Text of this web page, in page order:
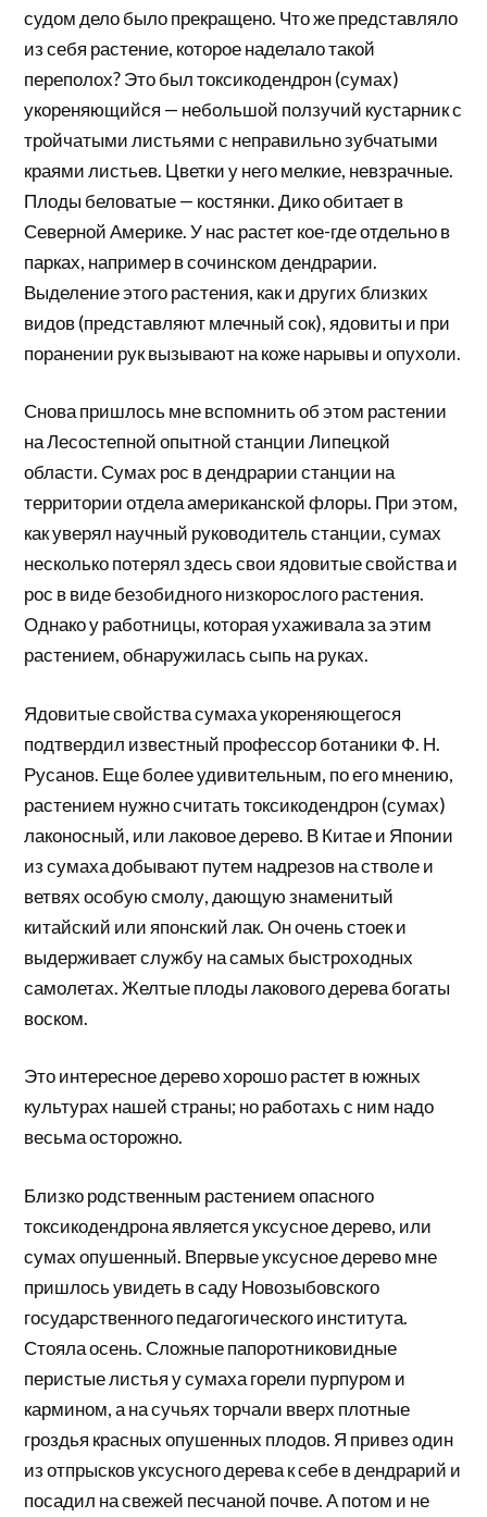
судом дело было прекращено. Что же представляло
из себя растение, которое наделало такой
переполох? Это был токсикодендрон (сумах)
укореняющийся — небольшой ползучий кустарник с
тройчатыми листьями с неправильно зубчатыми
краями листьев. Цветки у него мелкие, невзрачные.
Плоды беловатые — костянки. Дико обитает в
Северной Америке. У нас растет кое-где отдельно в
парках, например в сочинском дендрарии.
Выделение этого растения, как и других близких
видов (представляют млечный сок), ядовиты и при
поранении рук вызывают на коже нарывы и опухоли.
Снова пришлось мне вспомнить об этом растении
на Лесостепной опытной станции Липецкой
области. Сумах рос в дендрарии станции на
территории отдела американской флоры. При этом,
как уверял научный руководитель станции, сумах
несколько потерял здесь свои ядовитые свойства и
рос в виде безобидного низкорослого растения.
Однако у работницы, которая ухаживала за этим
растением, обнаружилась сыпь на руках.
Ядовитые свойства сумаха укореняющегося
подтвердил известный профессор ботаники Ф. Н.
Русанов. Еще более удивительным, по его мнению,
растением нужно считать токсикодендрон (сумах)
лаконосный, или лаковое дерево. В Китае и Японии
из сумаха добывают путем надрезов на стволе и
ветвях особую смолу, дающую знаменитый
китайский или японский лак. Он очень стоек и
выдерживает службу на самых быстроходных
самолетах. Желтые плоды лакового дерева богаты
воском.
Это интересное дерево хорошо растет в южных
культурах нашей страны; но работахь с ним надо
весьма осторожно.
Близко родственным растением опасного
токсикодендрона является уксусное дерево, или
сумах опушенный. Впервые уксусное дерево мне
пришлось увидеть в саду Новозыбовского
государственного педагогического института.
Стояла осень. Сложные папоротниковидные
перистые листья у сумаха горели пурпуром и
кармином, а на сучьях торчали вверх плотные
гроздья красных опушенных плодов. Я привез один
из отпрысков уксусного дерева к себе в дендрарий и
посадил на свежей песчаной почве. А потом и не